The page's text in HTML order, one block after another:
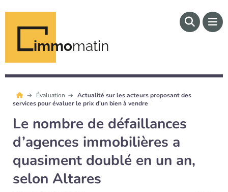
immomatin
Évaluation
Actualité sur les acteurs proposant des
services pour évaluer le prix d'un bien à vendre
Le nombre de défaillances
d’agences immobilières a
quasiment doublé en un an,
selon Altares